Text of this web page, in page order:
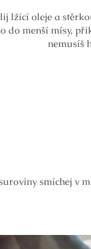
lžící oleje a
do menší mísy,
nemusíš
smíchej v